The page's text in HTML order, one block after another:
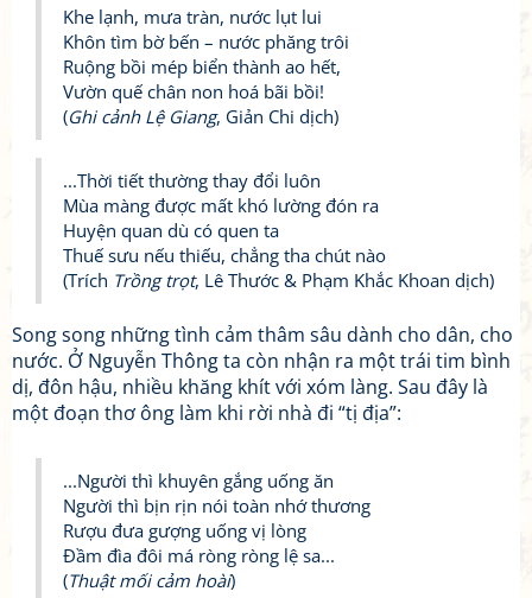
Khe lạnh, mưa tràn, nước lụt lui
Khôn tìm bờ bến – nước phăng trôi
Ruộng bồi mép biển thành ao hết,
Vườn quế chân non hoá bãi bồi!
(Ghi cảnh Lệ Giang, Giản Chi dịch)
...Thời tiết thường thay đổi luôn
Mùa màng được mất khó lường đón ra
Huyện quan dù có quen ta
Thuế sưu nếu thiếu, chẳng tha chút nào
(Trích Trồng trọt, Lê Thước & Phạm Khắc Khoan dịch)
Song song những tình cảm thâm sâu dành cho dân, cho
nước. Ở Nguyễn Thông ta còn nhận ra một trái tim bình
dị, đôn hậu, nhiều khăng khít với xóm làng. Sau đây là
một đoạn thơ ông làm khi rời nhà đi “tị địa”:
...Người thì khuyên gắng uống ăn
Người thì bịn rịn nói toàn nhớ thương
Rượu đưa gượng uống vị lòng
Đầm đìa đôi má ròng ròng lệ sa...
(Thuật mối cảm hoài)